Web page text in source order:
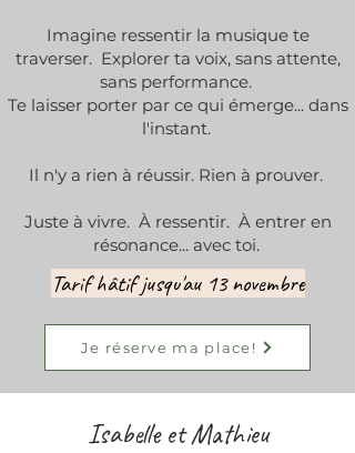
Imagine ressentir la musique te
traverser. Explorer ta voix, sans attente,
sans performance.
Te laisser porter par ce qui émerge... dans
l'instant.
Il n'y a rien à réussir. Rien à prouver.
Juste à vivre. À ressentir. À entrer en
résonance... avec toi. ​
Tarif hâtif jusqu'au 13 novembre
Je réserve ma place!
Isabelle et Mathieu